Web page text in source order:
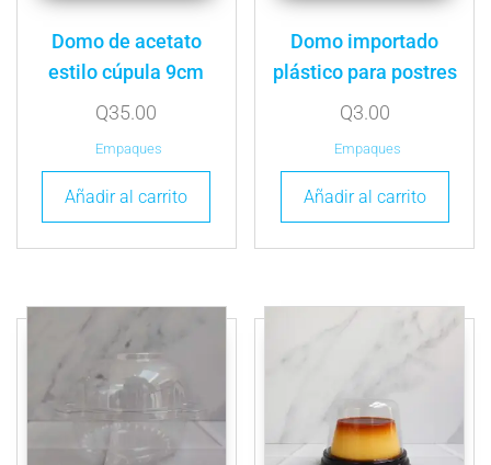
Domo de acetato
estilo cúpula 9cm
Q35.00
Empaques
Añadir al carrito
Domo importado
plástico para postres
Q3.00
Empaques
Añadir al carrito